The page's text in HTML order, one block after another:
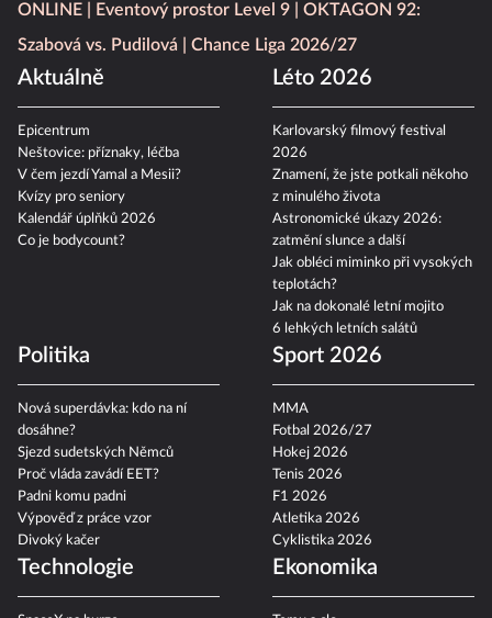
ONLINE
Eventový prostor Level 9
OKTAGON 92:
Szabová vs. Pudilová
Chance Liga 2026/27
Aktuálně
Epicentrum
Neštovice: příznaky, léčba
V čem jezdí Yamal a Mesii?
Kvízy pro seniory
Kalendář úplňků 2026
Co je bodycount?
Léto 2026
Karlovarský filmový festival
2026
Znamení, že jste potkali někoho
z minulého života
Astronomické úkazy 2026:
zatmění slunce a další
Jak obléci miminko při vysokých
teplotách?
Jak na dokonalé letní mojito
6 lehkých letních salátů
Politika
Nová superdávka: kdo na ní
dosáhne?
Sjezd sudetských Němců
Proč vláda zavádí EET?
Padni komu padni
Výpověď z práce vzor
Divoký kačer
Sport 2026
MMA
Fotbal 2026/27
Hokej 2026
Tenis 2026
F1 2026
Atletika 2026
Cyklistika 2026
Technologie Ekonomika